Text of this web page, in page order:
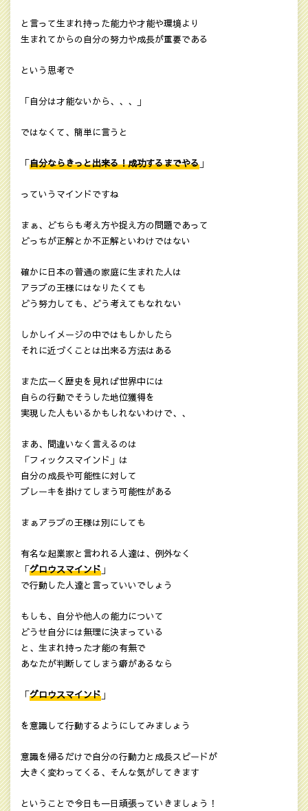
と言って生まれ持った能力や才能や環境より
生まれてからの自分の努力や成長が重要である
という思考で
「自分は才能ないから、、、」
ではなくて、簡単に言うと
「自分ならきっと出来る！成功するまでやる 」
っていうマインドですね
まぁ、どちらも考え方や捉え方の問題であって
どっちが正解とか不正解といわけではない
確かに日本の普通の家庭に生まれた人は
アラブの王様にはなりたくても
どう努力しても、どう考えてもなれない
しかしイメージの中ではもしかしたら
それに近づくことは出来る方法はある
また広ーく歴史を見れば世界中には
自らの行動でそうした地位獲得を
実現した人もいるかもしれないわけで、、
まあ、間違いなく言えるのは
「フィックスマインド」は
自分の成長や可能性に対して
ブレーキを掛けてしまう可能性がある
まぁアラブの王様は別にしても
有名な起業家と言われる人達は、例外なく
「グロウスマインド 」
で行動した人達と言っていいでしょう
もしも、自分や他人の能力について
どうせ自分には無理に決まっている
と、生まれ持った才能の有無で
あなたが判断してしまう癖があるなら
「グロウスマインド 」
を意識して行動するようにしてみましょう
意識を帰るだけで自分の行動力と成長スピードが
大きく変わってくる、そんな気がしてきます
ということで今日も一日頑張っていきましょう！